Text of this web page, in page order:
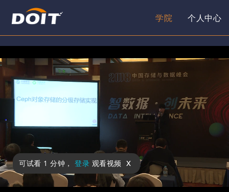
学院 个人中心
可试看 1 分钟 ， 登录 观看视频 x